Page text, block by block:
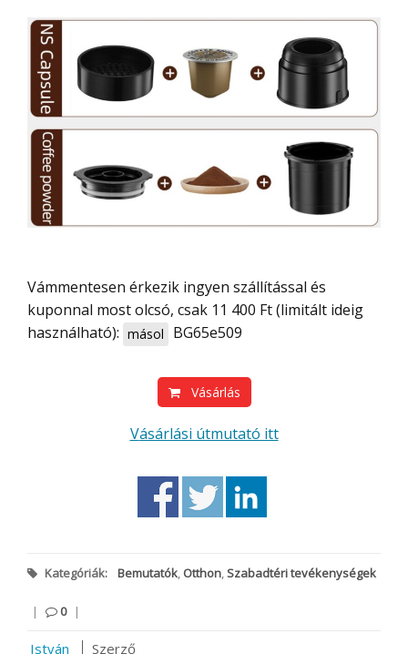
Vámmentesen érkezik ingyen szállítással és
kuponnal most olcsó, csak 11 400 Ft (limitált ideig
használható): másol BG65e509
Vásárlás
Vásárlási útmutató itt
Kategóriák: Bemutatók, Otthon,Szabadtéri tevékenységek
| 0 |
István Szerző